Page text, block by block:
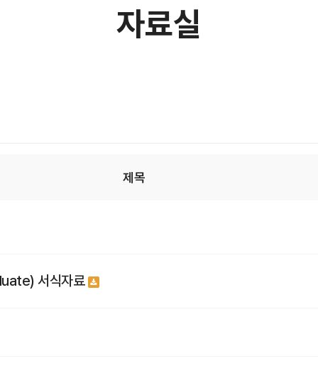
자료실
제목
서식자료